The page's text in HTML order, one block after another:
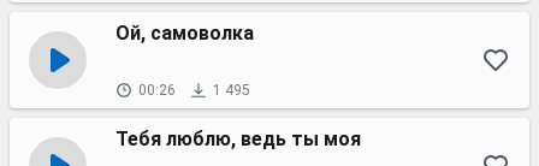
Ой, самоволка
00:26 1 495
Тебя люблю, ведь ты моя